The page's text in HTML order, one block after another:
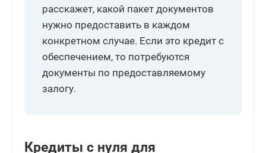
расскажет, какой пакет документов
нужно предоставить в каждом
конкретном случае. Если это кредит с
обеспечением, то потребуются
документы по предоставляемому
залогу.
Кредиты с нуля для